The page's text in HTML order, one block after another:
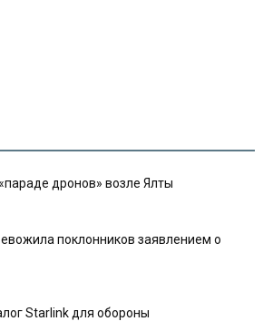
дронов» возле Ялты
поклонников заявлением о
Starlink для обороны